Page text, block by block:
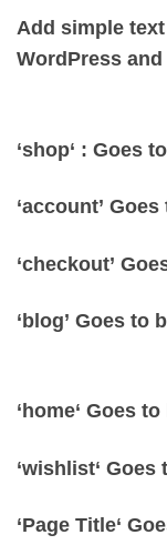
Add simple
WordPress
‘shop‘ : Goes
‘account’ Goes
‘checkout’
‘blog’ Goes to
‘ home‘ Goes
‘wishlist‘
‘Page Title‘